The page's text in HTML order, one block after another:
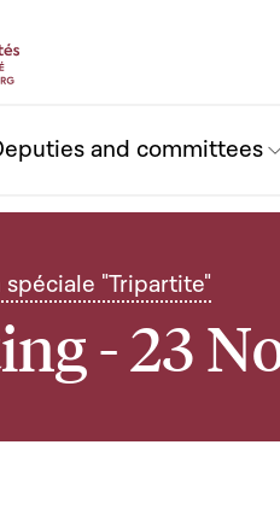
and committees
"Tripartite"
- 23